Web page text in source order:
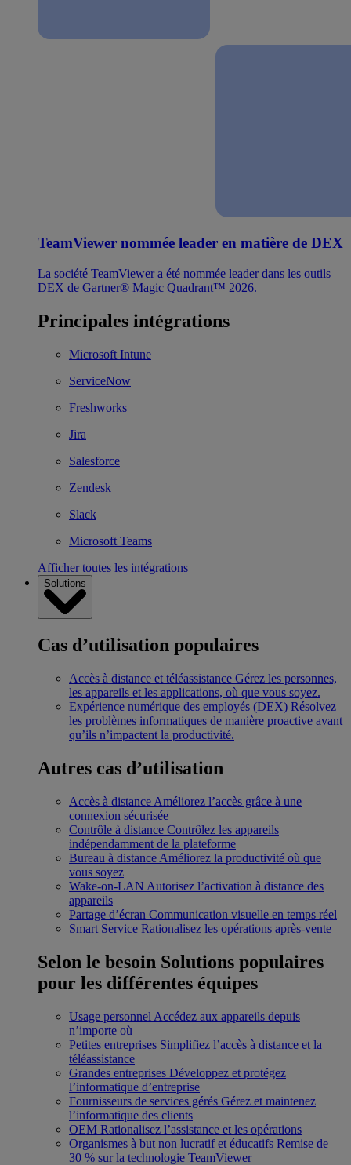
TeamViewer nommée leader en matière de DEX
La société TeamViewer a été nommée leader dans les outils
DEX de Gartner® Magic Quadrant™ 2026.
Principales intégrations
Microsoft Intune
ServiceNow
Freshworks
Jira
Salesforce
Zendesk
Slack
Microsoft Teams
Afficher toutes les intégrations
Solutions
Cas d’utilisation populaires
Accès à distance et téléassistance Gérez les personnes,
les appareils et les applications, où que vous soyez.
Expérience numérique des employés (DEX) Résolvez
les problèmes informatiques de manière proactive avant
qu’ils n’impactent la productivité.
Autres cas d’utilisation
Accès à distance Améliorez l’accès grâce à une
connexion sécurisée
Contrôle à distance Contrôlez les appareils
indépendamment de la plateforme
Bureau à distance Améliorez la productivité où que
vous soyez
Wake-on-LAN Autorisez l’activation à distance des
appareils
Partage d’écran Communication visuelle en temps réel
Smart Service Rationalisez les opérations après-vente
Selon le besoin Solutions populaires
pour les différentes équipes
Usage personnel Accédez aux appareils depuis
n’importe où
Petites entreprises Simplifiez l’accès à distance et la
téléassistance
Grandes entreprises Développez et protégez
l’informatique d’entreprise
Fournisseurs de services gérés Gérez et maintenez
l’informatique des clients
OEM Rationalisez l’assistance et les opérations
Organismes à but non lucratif et éducatifs Remise de
30 % sur la technologie TeamViewer